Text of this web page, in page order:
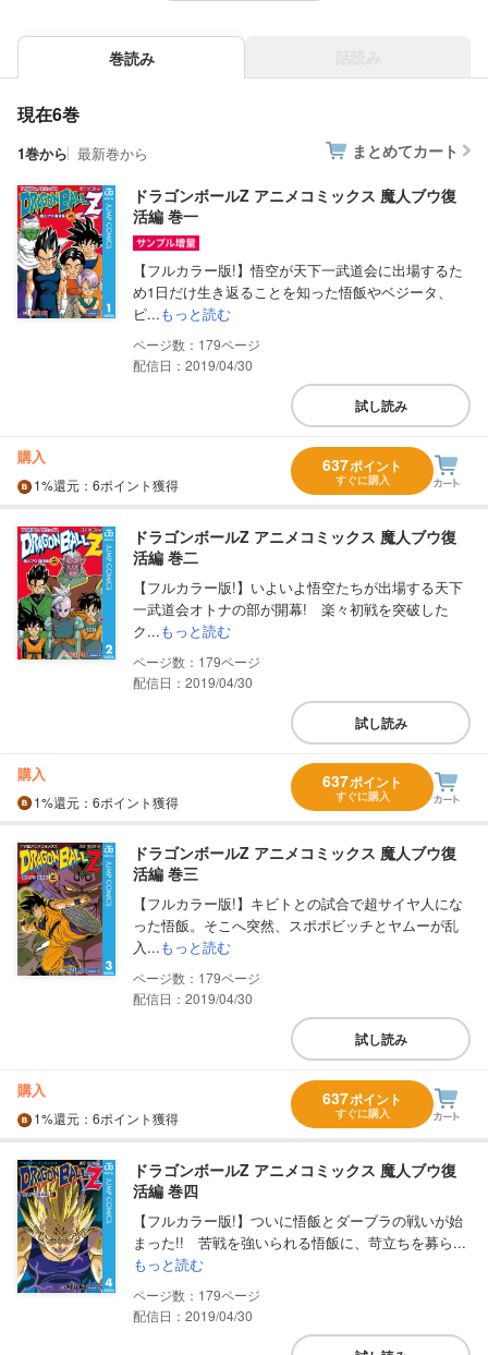
巻読み
現在6巻
1巻から 最新巻から まとめてカート
ドラゴンボールZ アニメコミックス 魔人ブウ復
活編 巻一
【フルカラー版!】悟空が天下一武道会に出場するた
め1日だけ生き返ることを知った悟飯やベジータ、
ピ...もっと読む
179
配信日：2019/04/30
試し読み
購入
1%還元 ：6ポイント獲得
637ポイント
すぐに購入
ドラゴンボールZ アニメコミックス 魔人ブウ復
活編 巻二
【フルカラー版!】いよいよ悟空たちが出場する天下
一武道会オトナの部が開幕! 楽々初戦を突破した
ク...もっと読む
179
配信日：2019/04/30
試し読み
購入
1%還元 ：6ポイント獲得
637ポイント
すぐに購入
ドラゴンボールZ アニメコミックス 魔人ブウ復
活編 巻三
【フルカラー版!】キビトとの試合で超サイヤ人にな
った悟飯。そこへ突然、スポポビッチとヤムーが乱
入...もっと読む
179
配信日：2019/04/30
試し読み
購入
1%還元 ：6ポイント獲得
637ポイント
すぐに購入
ドラゴンボールZ アニメコミックス 魔人ブウ復
活編 巻四
【フルカラー版!】ついに悟飯とダーブラの戦いが始
まった!! 苦戦を強いられる悟飯に、苛立ちを募ら...
もっと読む
179
配信日：2019/04/30